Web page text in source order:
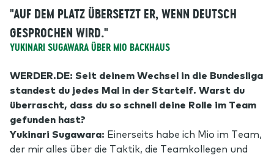
"AUF DEM PLATZ ÜBERSETZT ER, WENN DEUTSCH
GESPROCHEN WIRD."
YUKINARI SUGAWARA ÜBER MIO BACKHAUS
WERDER.DE: Seit deinem Wechsel in die Bundesliga
standest du jedes Mal in der Startelf. Warst du
überrascht, dass du so schnell deine Rolle im Team
gefunden hast?
Yukinari Sugawara: Einerseits habe ich Mio im Team,
der mir alles über die Taktik, die Teamkollegen und